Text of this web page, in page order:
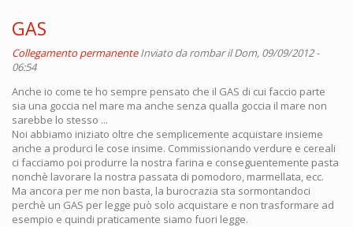
GAS
Collegamento permanente Inviato darombaril Dom, 09/09/2012 -
06:54
Anche io come te ho sempre pensato che il GAS di cui faccio parte
sia una goccia nel mare ma anche senza qualla goccia il mare non
sarebbe lo stesso ...
Noi abbiamo iniziato oltre che semplicemente acquistare insieme
anche a produrci le cose insime. Commissionando verdure e cereali
ci facciamo poi produrre la nostra farina e conseguentemente pasta
nonchè lavorare la nostra passata di pomodoro, marmellata, ecc.
Ma ancora per me non basta, la burocrazia sta sormontandoci
perchè un GAS per legge può solo acquistare e non trasformare ad
esempio e quindi praticamente siamo fuori legge.